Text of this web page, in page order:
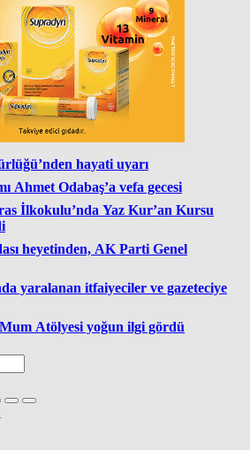
hayati uyarı
Ahmet Odabaş’a vefa gecesi
İlkokulu’nda Yaz Kur’an Kursu
heyetinden, AK Parti Genel
yaralanan itfaiyeciler ve gazeteciye
Atölyesi yoğun ilgi gördü